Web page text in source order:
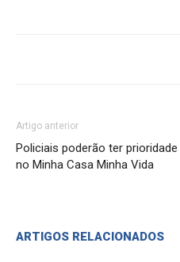
Artigo anterior
Policiais poderão ter prioridade
no Minha Casa Minha Vida
ARTIGOS RELACIONADOS